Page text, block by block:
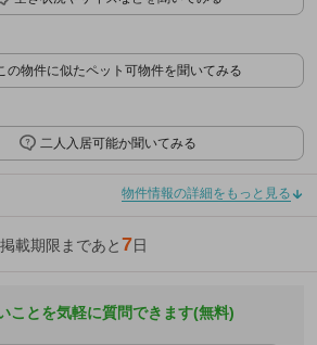
の物件に似たペット可物件を聞いてみる
二人入居可能か聞いてみる
物件情報の詳細をもっと見る
掲載期限まであと7日
ことを気軽に質問できます(無料)